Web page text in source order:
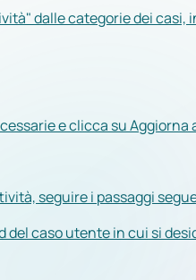
dalle categorie dei
e clicca su Aggiorna
seguire i passaggi
del caso utente in cui si